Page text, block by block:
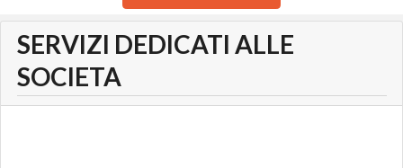
SERVIZI DEDICATI ALLE
SOCIETA